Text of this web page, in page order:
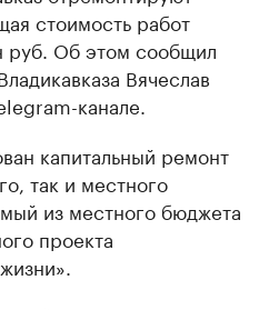
стоимость работ
руб. Об этом сообщил
Вячеслав
канале.
капитальный ремонт
так и местного
из местного бюджета
проекта